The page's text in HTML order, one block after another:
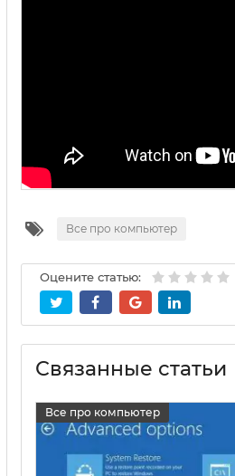
Все про компьютер
Оцените статью:
Связанные статьи
Все про компьютер